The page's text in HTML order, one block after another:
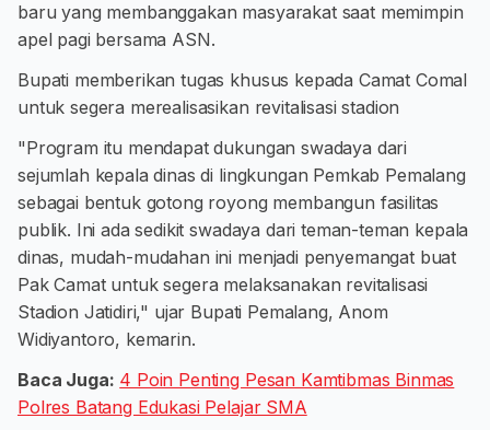
baru yang membanggakan masyarakat saat memimpin
apel pagi bersama ASN.
Bupati memberikan tugas khusus kepada Camat Comal
untuk segera merealisasikan revitalisasi stadion
"Program itu mendapat dukungan swadaya dari
sejumlah kepala dinas di lingkungan Pemkab Pemalang
sebagai bentuk gotong royong membangun fasilitas
publik. Ini ada sedikit swadaya dari teman-teman kepala
dinas, mudah-mudahan ini menjadi penyemangat buat
Pak Camat untuk segera melaksanakan revitalisasi
Stadion Jatidiri," ujar Bupati Pemalang, Anom
Widiyantoro, kemarin.
Baca Juga: 4 Poin Penting Pesan Kamtibmas Binmas
Polres Batang Edukasi Pelajar SMA